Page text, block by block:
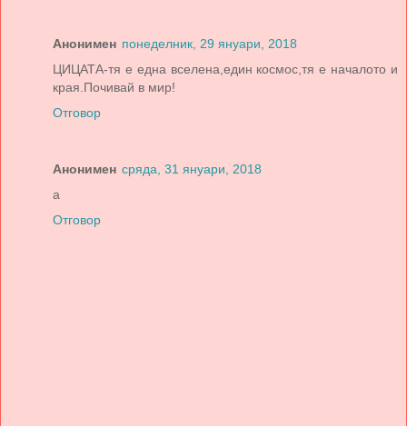
Анонимен понеделник, 29 януари, 2018
ЦИЦАТА-тя е една вселена,един космос,тя е началото и
края.Почивай в мир!
Отговор
Анонимен сряда, 31 януари, 2018
a
Отговор